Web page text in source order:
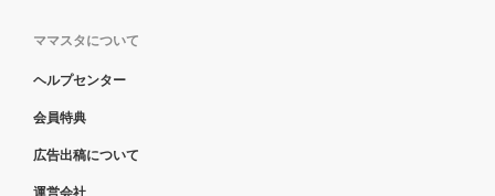
ママスタについて
ヘルプセンター
会員特典
広告出稿について